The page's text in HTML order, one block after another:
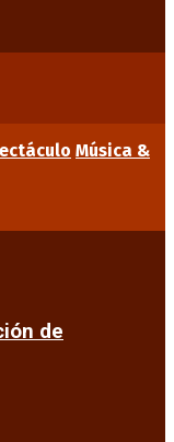
Música &
de